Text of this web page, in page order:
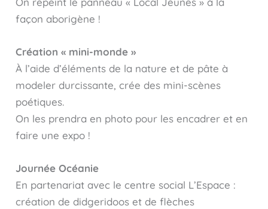
façon aborigène !
Création « mini-monde »
À l’aide d’éléments de la nature et de pâte à
modeler durcissante, crée des mini-scènes
poétiques.
On les prendra en photo pour les encadrer et en
faire une expo !
Journée Océanie
En partenariat avec le centre social L’Espace :
création de didgeridoos et de flèches